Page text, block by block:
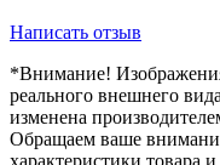
Написать отзыв
*Внимание!
реального внешнего
изменена
Обращаем ваше
характеристики товара